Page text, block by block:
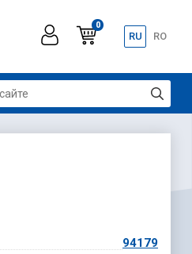
0
RU RO
94179